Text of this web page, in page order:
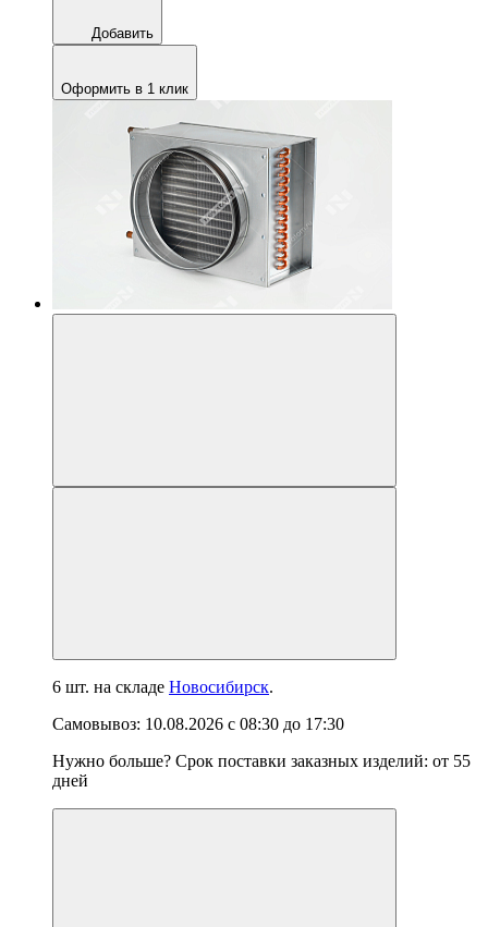
Добавить
Оформить в 1 клик
6 шт. на складе Новосибирск.
Самовывоз: 10.08.2026 с 08:30 до 17:30
Нужно больше? Срок поставки заказных изделий: от 55
дней